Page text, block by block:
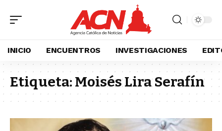
INICIO ENCUENTROS INVESTIGACIONES
Etiqueta: Moisés Lira Serafín